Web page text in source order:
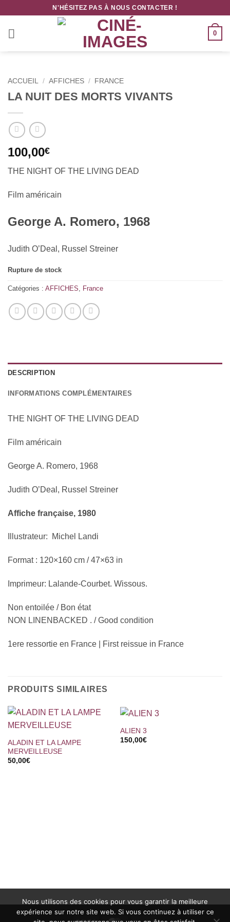
contenu
N'HÉSITEZ PAS À NOUS CONTACTER !
0
ACCUEIL / AFFICHES / FRANCE
LA NUIT DES MORTS VIVANTS
100,00€
THE NIGHT OF THE LIVING DEAD
Film américain
George A. Romero, 1968
Judith O’Deal, Russel Streiner
Rupture de stock
Catégories : AFFICHES, France
DESCRIPTION
INFORMATIONS COMPLÉMENTAIRES
THE NIGHT OF THE LIVING DEAD
Film américain
George A. Romero, 1968
Judith O’Deal, Russel Streiner
Affiche française, 1980
Illustrateur: Michel Landi
Format : 120×160 cm / 47×63 in
Imprimeur: Lalande-Courbet. Wissous.
Non entoilée / Bon état
NON LINENBACKED . / Good condition
1ere ressortie en France | First reissue in France
PRODUITS SIMILAIRES
ALADIN ET LA LAMPE
MERVEILLEUSE
50,00€
ALIEN 3
150,00€
Nous utilisons des cookies pour vous garantir la meilleure
expérience sur notre site web. Si vous continuez à utiliser ce